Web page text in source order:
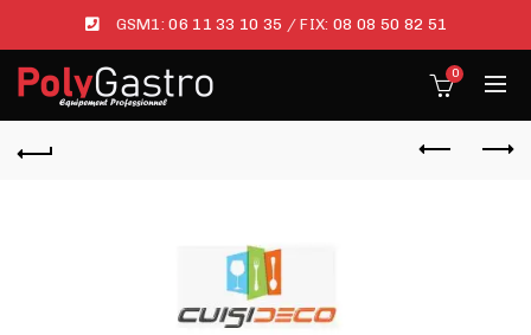
GSM1:06 11 33 10 35 / FIX: 08 08 50 82 51
0